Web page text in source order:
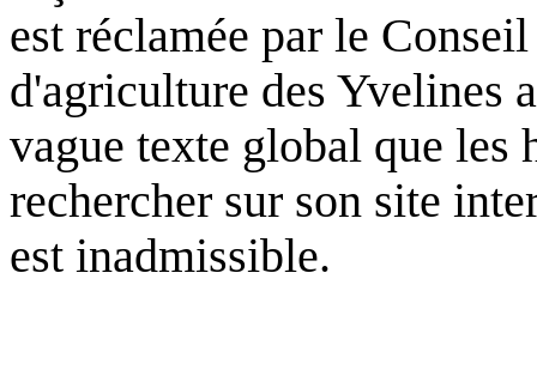
est réclamée par le
d'agriculture des Yvelines
vague texte global que les
rechercher sur son site
est inadmissible.